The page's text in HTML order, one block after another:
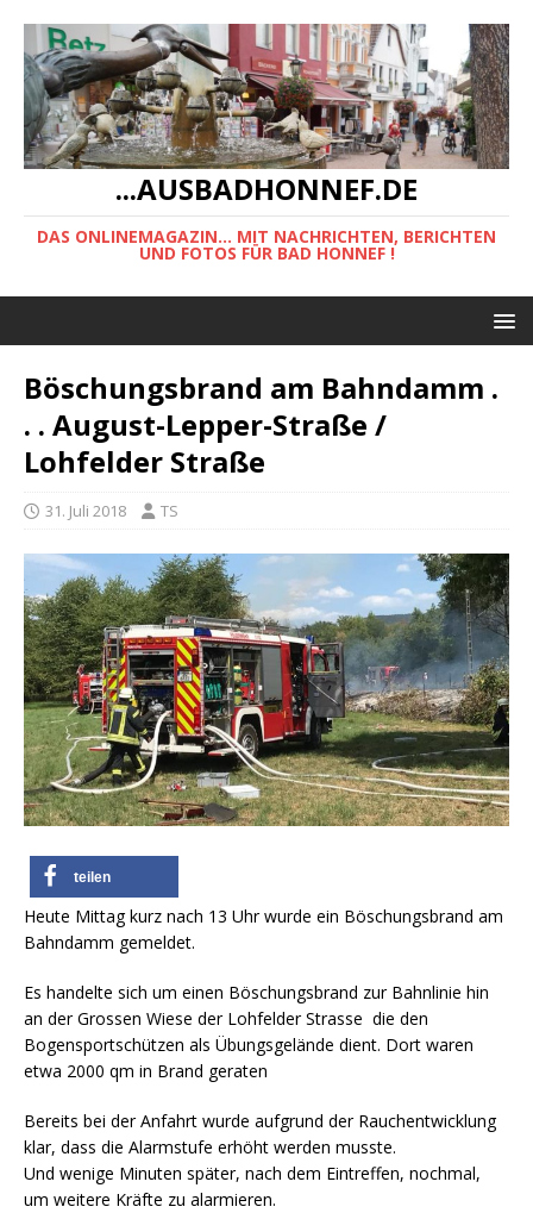
...AUSBADHONNEF.DE
DAS ONLINEMAGAZIN... MIT NACHRICHTEN, BERICHTEN
UND FOTOS FÜR BAD HONNEF !
Böschungsbrand am Bahndamm .
. . August-Lepper-Straße /
Lohfelder Straße
31. Juli 2018 TS
teilen
Heute Mittag kurz nach 13 Uhr wurde ein Böschungsbrand am
Bahndamm gemeldet.
Es handelte sich um einen Böschungsbrand zur Bahnlinie hin
an der Grossen Wiese der Lohfelder Strasse die den
Bogensportschützen als Übungsgelände dient. Dort waren
etwa 2000 qm in Brand geraten
Bereits bei der Anfahrt wurde aufgrund der Rauchentwicklung
klar, dass die Alarmstufe erhöht werden musste.
Und wenige Minuten später, nach dem Eintreffen, nochmal,
um weitere Kräfte zu alarmieren.